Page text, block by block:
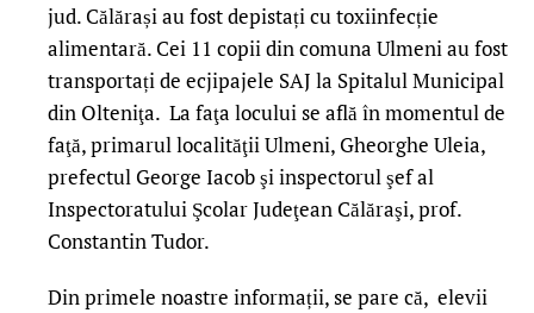
jud. Călărași au fost depistați cu toxiinfecție
alimentară. Cei 11 copii din comuna Ulmeni au fost
transportați de ecjipajele SAJ la Spitalul Municipal
din Olteniţa. La faţa locului se află în momentul de
faţă, primarul localităţii Ulmeni, Gheorghe Uleia,
prefectul George Iacob şi inspectorul şef al
Inspectoratului Şcolar Judeţean Călăraşi, prof.
Constantin Tudor.
Din primele noastre informații, se pare că, elevii